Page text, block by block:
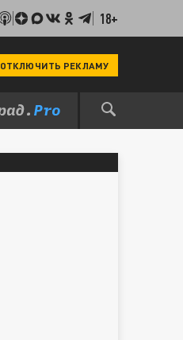
18+
ОТКЛЮЧИТЬ РЕКЛАМУ